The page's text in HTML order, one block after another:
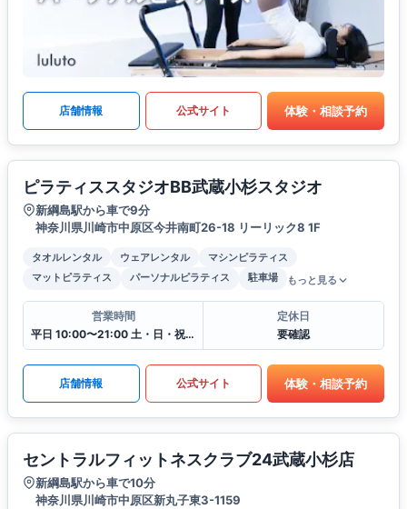
店舗情報 公式サイト 体験・相談予約
ピラティススタジオBB武蔵小杉スタジオ
新綱島駅から車で9分
神奈川県川崎市中原区今井南町26-18 リーリック8 1F
タオルレンタル ウェアレンタル
マシンピラティス
マットピラティス
パーソナルピラティス 駐車場 もっと見る
営業時間
平日 10:00〜21:00 土・日・祝 9:00〜19:00
定休日
要確認
店舗情報 公式サイト 体験・相談予約
セントラルフィットネスクラブ24武蔵小杉店
新綱島駅から車で10分
神奈川県川崎市中原区新丸子東3-1159